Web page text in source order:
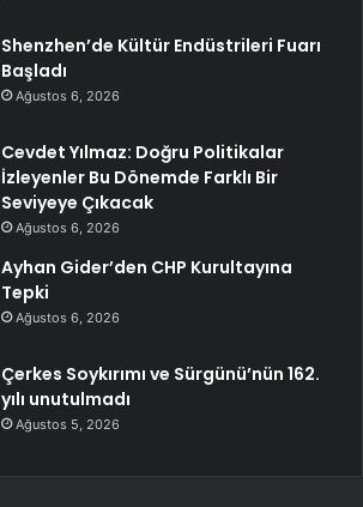
Shenzhen’de Kültür Endüstrileri Fuarı
Başladı
Ağustos 6, 2026
Cevdet Yılmaz: Doğru Politikalar
İzleyenler Bu Dönemde Farklı Bir
Seviyeye Çıkacak
Ağustos 6, 2026
Ayhan Gider’den CHP Kurultayına
Tepki
Ağustos 6, 2026
Çerkes Soykırımı ve Sürgünü’nün 162.
yılı unutulmadı
Ağustos 5, 2026